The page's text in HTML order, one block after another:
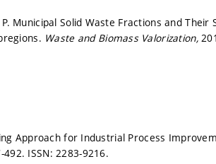
P. Municipal Solid Waste Fractions and
Waste and Biomass Valorization,
Approach for Industrial Process
492. ISSN: 2283-9216.